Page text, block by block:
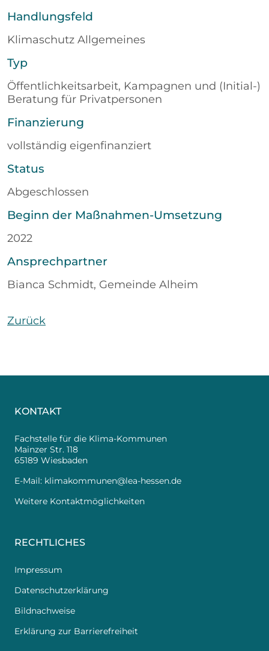
Handlungsfeld
Klimaschutz Allgemeines
Typ
Öffentlichkeitsarbeit, Kampagnen und (Initial-)
Beratung für Privatpersonen
Finanzierung
vollständig eigenfinanziert
Status
Abgeschlossen
Beginn der Maßnahmen-Umsetzung
2022
Ansprechpartner
Bianca Schmidt, Gemeinde Alheim
Zurück
KONTAKT
Fachstelle für die Klima-Kommunen
Mainzer Str. 118
65189 Wiesbaden
E-Mail: klimakommunen@lea-hessen.de
Weitere Kontaktmöglichkeiten
RECHTLICHES
Impressum
Datenschutzerklärung
Bildnachweise
Erklärung zur Barrierefreiheit